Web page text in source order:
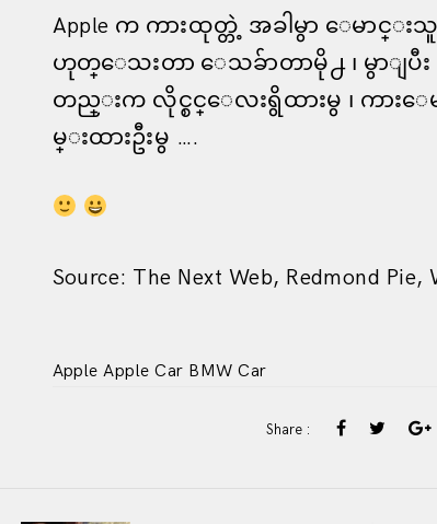
Apple က ကားထုတ္တဲ့ အခါမွာ ေမာင္းသူ
ဟုတ္ေသးတာ ေသခ်ာတာမို႕ ၊ မွာျပီ
တည္းက လိုင္စင္ေလးရွိထားမွ ၊ ကာ
မ္းထားဦးမွ ….
Source: The Next Web, Redmond
Apple Apple Car BMW Car
Share :